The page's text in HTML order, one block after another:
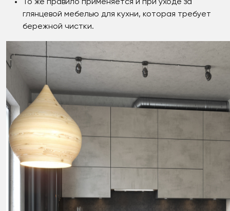
То же правило применяется и при уходе за
глянцевой мебелью для кухни, которая требует
бережной чистки.